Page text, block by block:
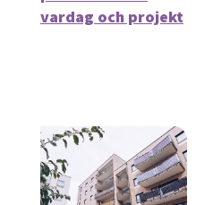
vardag och projekt